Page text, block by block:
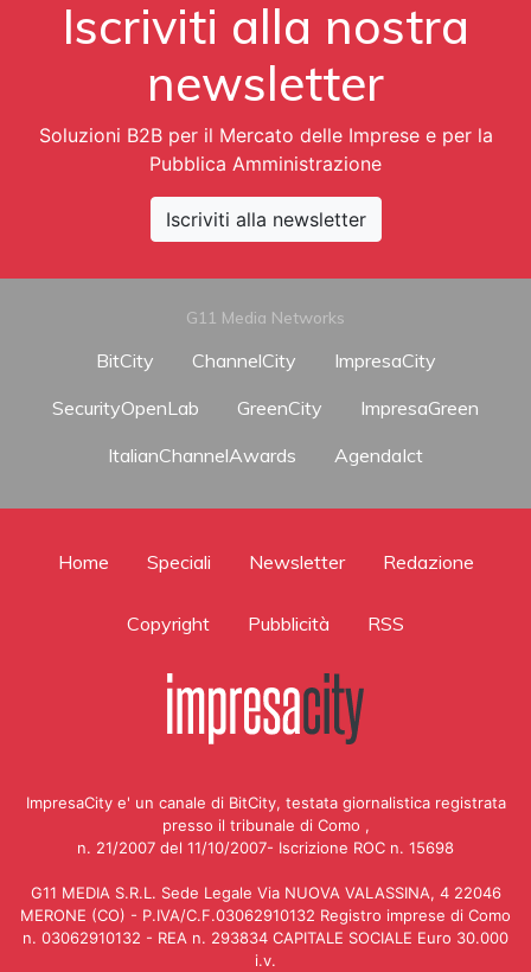
Iscriviti alla nostra
newsletter
Soluzioni B2B per il Mercato delle Imprese e per la
Pubblica Amministrazione
Iscriviti alla newsletter
G11 Media Networks
BitCity ChannelCity
ImpresaCity
SecurityOpenLab
GreenCity
ImpresaGreen
ItalianChannelAwards
AgendaIct
Home Speciali Newsletter Redazione
Copyright Pubblicità RSS
ImpresaCity e' un canale di BitCity, testata giornalistica registrata
presso il tribunale di Como ,
n. 21/2007 del 11/10/2007- Iscrizione ROC n. 15698
G11 MEDIA S.R.L. Sede Legale Via NUOVA VALASSINA, 4 22046
MERONE (CO) - P.IVA/C.F.03062910132 Registro imprese di Como
n. 03062910132 - REA n. 293834 CAPITALE SOCIALE Euro 30.000
i.v.